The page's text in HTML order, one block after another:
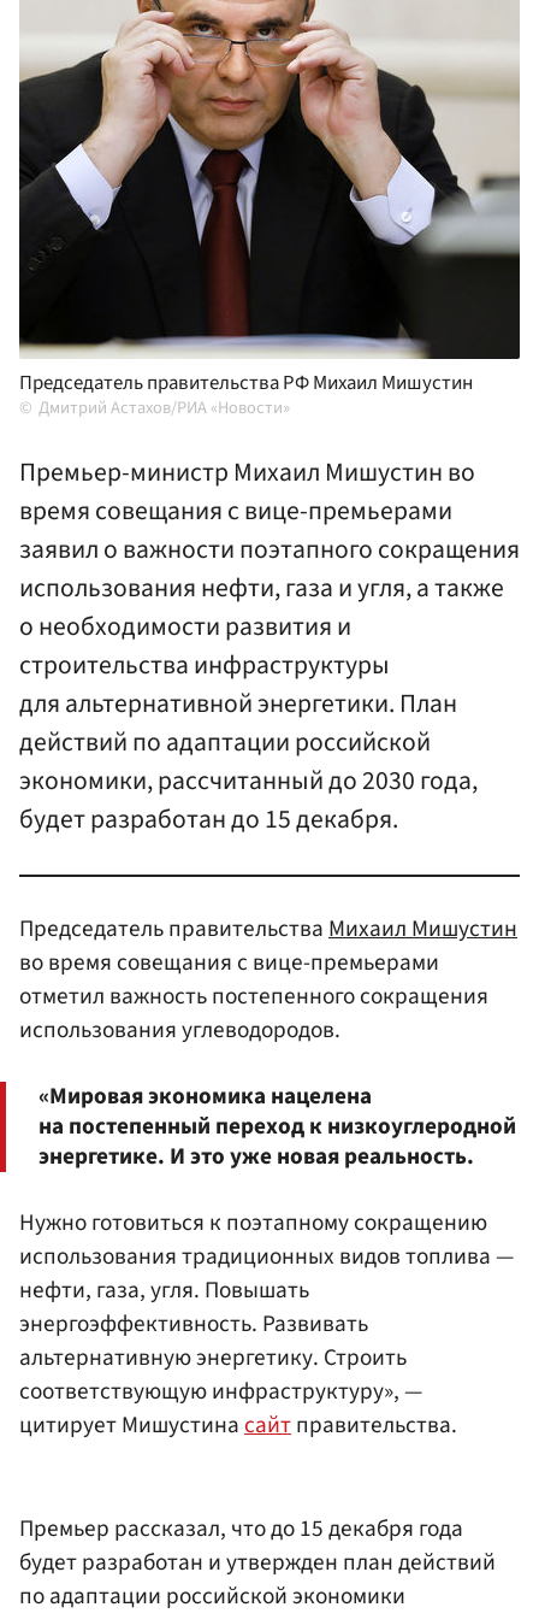
Председатель правительства РФ Михаил Мишустин
Дмитрий Астахов/РИА «Новости»
Премьер-министр Михаил Мишустин во
время совещания с вице-премьерами
заявил о важности поэтапного сокращения
использования нефти, газа и угля, а также
о необходимости развития и
строительства инфраструктуры
для альтернативной энергетики. План
действий по адаптации российской
экономики, рассчитанный до 2030 года,
будет разработан до 15 декабря.
Председатель правительстваМихаил Мишустин
во время совещания с вице-премьерами
отметил важность постепенного сокращения
использования углеводородов.
«Мировая экономика нацелена
на постепенный переход к низкоуглеродной
энергетике. И это уже новая реальность.
Нужно готовиться к поэтапному сокращению
использования традиционных видов топлива —
нефти, газа, угля. Повышать
энергоэффективность. Развивать
альтернативную энергетику. Строить
соответствующую инфраструктуру», —
цитирует Мишустинасайтправительства.
Премьер рассказал, что до 15 декабря года
будет разработан и утвержден план действий
по адаптации российской экономики